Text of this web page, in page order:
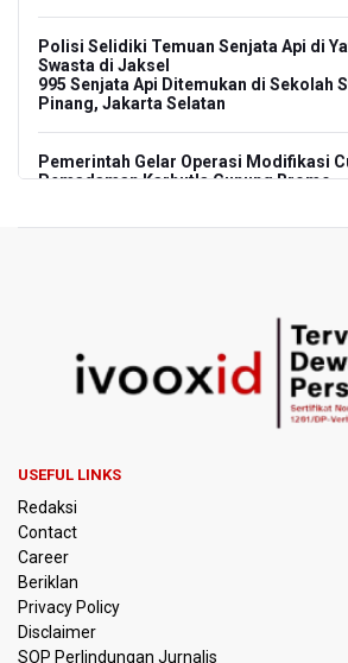
Polisi Selidiki Temuan Senjata Api di
Swasta di Jaksel
995 Senjata Api Ditemukan di Sekolah
Pinang, Jakarta Selatan
Pemerintah Gelar Operasi Modifikasi
Pemadaman Karhutla Gunung Bromo
Kemenkeu Ambil Alih 60 Persen Saham
Anggota Komisi III DPR Usulkan
dalam RUU Perampasan Aset
Dolar Singapura dari Bupati Kuantan
Evaluasi Program MBG Usai Rentetan
Massal
Harga Telur dan Daging Ayam Masih
USEFUL LINKS
Redaksi
Contact
Career
Beriklan
Privacy Policy
Disclaimer
SOP Perlindungan Jurnalis